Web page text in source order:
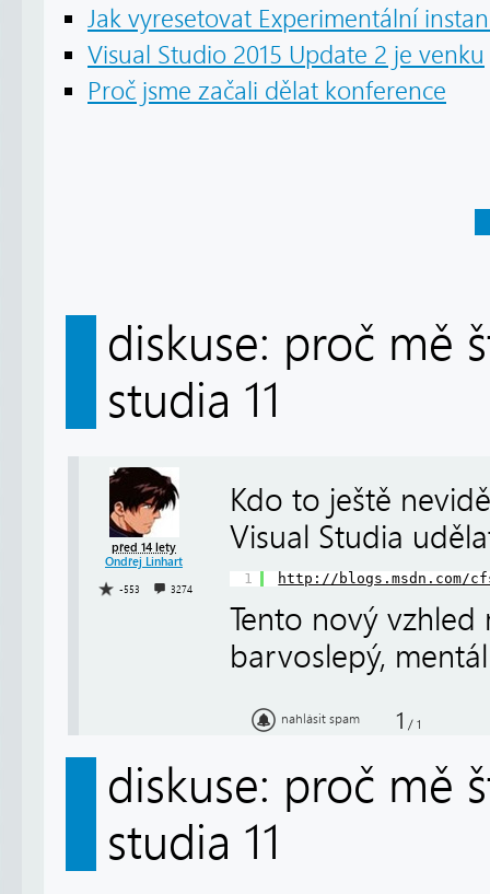
Jak vyresetovat Experimentální
Visual Studio 2015 Update 2 je venku
Proč jsme začali dělat konference
diskuse: proč mě
studia 11
před 14 lety
Ondřej Linhart
-553 3274
Kdo to ještě
Visual Studia
1 http://blogs.msdn.com/
Tento nový
barvoslepý,
nahlásit spam 1 / 1
diskuse: proč mě
studia 11